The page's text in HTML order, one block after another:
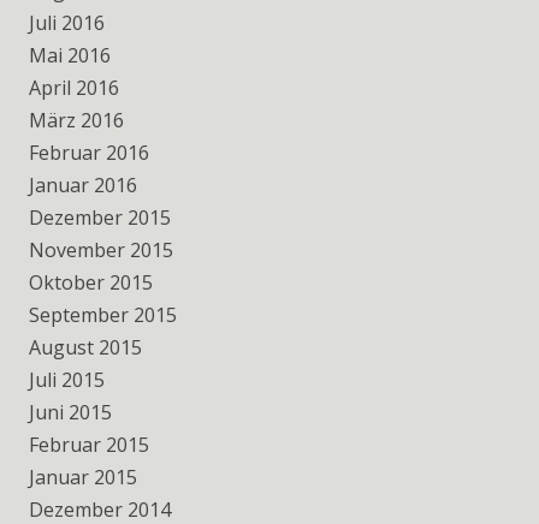
Juli 2016
Mai 2016
April 2016
März 2016
Februar 2016
Januar 2016
Dezember 2015
November 2015
Oktober 2015
September 2015
August 2015
Juli 2015
Juni 2015
Februar 2015
Januar 2015
Dezember 2014